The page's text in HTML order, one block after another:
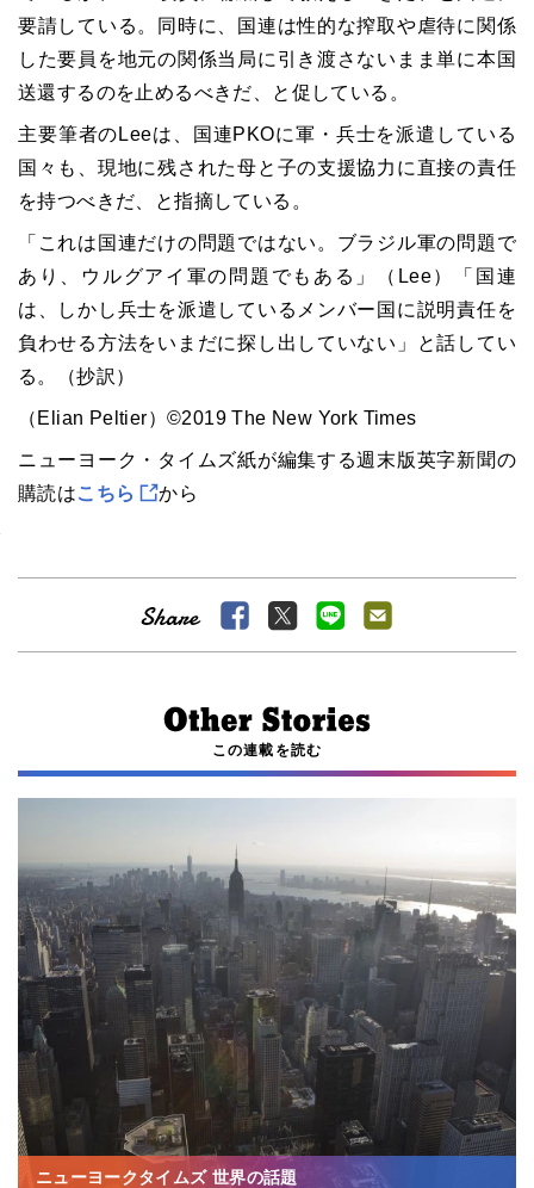
要請している。同時に、国連は性的な搾取や虐待に関係
した要員を地元の関係当局に引き渡さないまま単に本国
送還するのを止めるべきだ、と促している。
主要筆者のLeeは、国連PKOに軍・兵士を派遣している
国々も、現地に残された母と子の支援協力に直接の責任
を持つべきだ、と指摘している。
「これは国連だけの問題ではない。ブラジル軍の問題で
あり、ウルグアイ軍の問題でもある」（Lee）「国連
は、しかし兵士を派遣しているメンバー国に説明責任を
負わせる方法をいまだに探し出していない」と話してい
る。（抄訳）
（Elian Peltier）©2019 The New York Times
ニューヨーク・タイムズ紙が編集する週末版英字新聞の
購読はこちら から
この連載を読む
ニューヨークタイムズ 世界の話題